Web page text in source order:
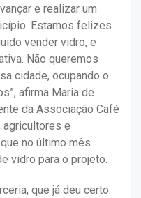
e realizar um
Estamos felizes
vender vidro, e
Não queremos
cidade, ocupando o
afirma Maria de
da Associação Café
agricultores e
no último mês
vidro para o projeto.
que já deu certo.